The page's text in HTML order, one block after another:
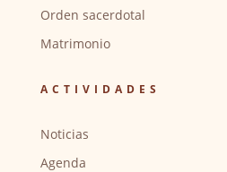
Orden sacerdotal
Matrimonio
ACTIVIDADES
Noticias
Agenda